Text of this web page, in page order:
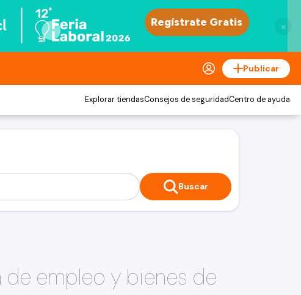
×
Publicar
Explorar tiendasConsejos de seguridadCentro de ayuda
Buscar
de empleo y bienes de